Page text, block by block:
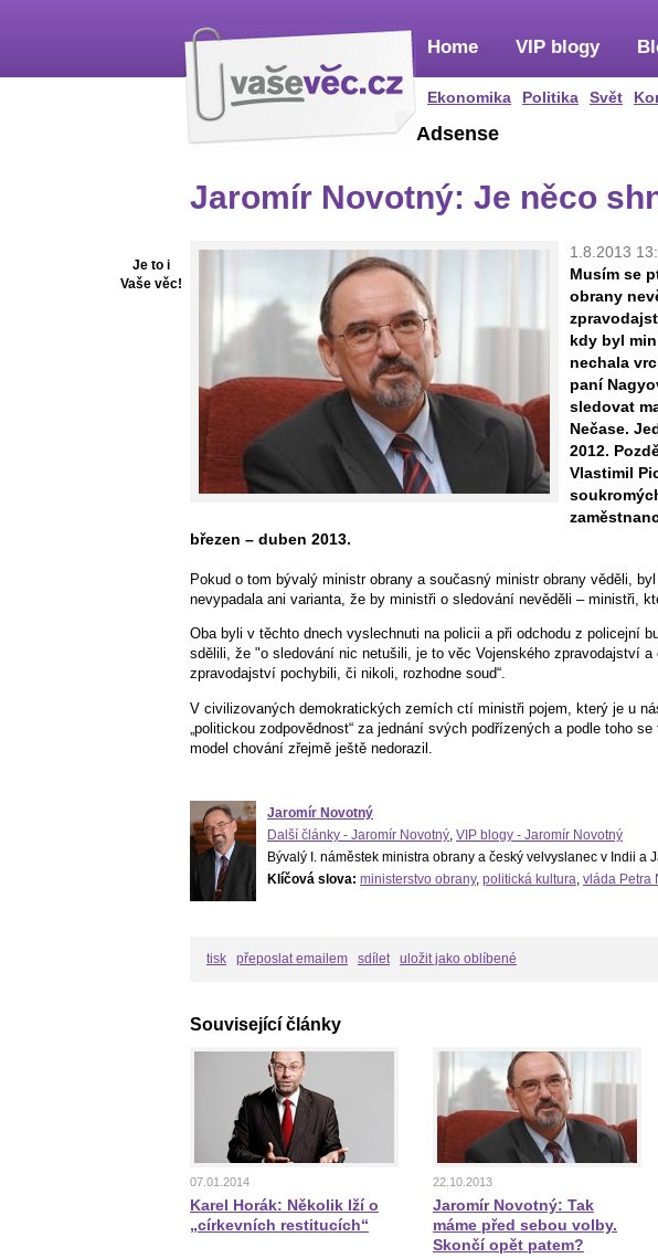
Home
Ekonomika Politika Svět
VIP blogy
Je to i
Vaše věc!
Adsense
Jaromír Novotný: Je něco
1.8.2013
Musím se
obrany
kdy byl
nechala
paní
sledovat
Nečase.
2012.
Vlastimil
březen – duben 2013.
Pokud o tom bývalý ministr obrany a současný ministr obrany věděli,
nevypadala ani varianta, že by ministři o sledování nevěděli – ministři,
Oba byli v těchto dnech vyslechnuti na policii a při odchodu z policejní
sdělili, že "o sledování nic netušili, je to věc Vojenského zpravodajství a
zpravodajství pochybili, či nikoli, rozhodne soud“.
V civilizovaných demokratických zemích ctí ministři pojem, který je u
„politickou zodpovědnost“ za jednání svých podřízených a podle toho
model chování zřejmě ještě nedorazil.
Jaromír Novotný
Další články - Jaromír Novotný VIP blogy - Jaromír Novotný
Bývalý I. náměstek ministra obrany a český velvyslanec v Indii a
Klíčová slova: ministerstvo obrany, politická kultura vláda Petra
tisk přeposlat emailem sdílet uložit jako oblíbené
Související články
07.01.2014
Karel Horák: Několik lží o
„církevních restitucích“
22.10.2013
Jaromír Novotný: Tak
máme před sebou volby.
Skončí opět patem?